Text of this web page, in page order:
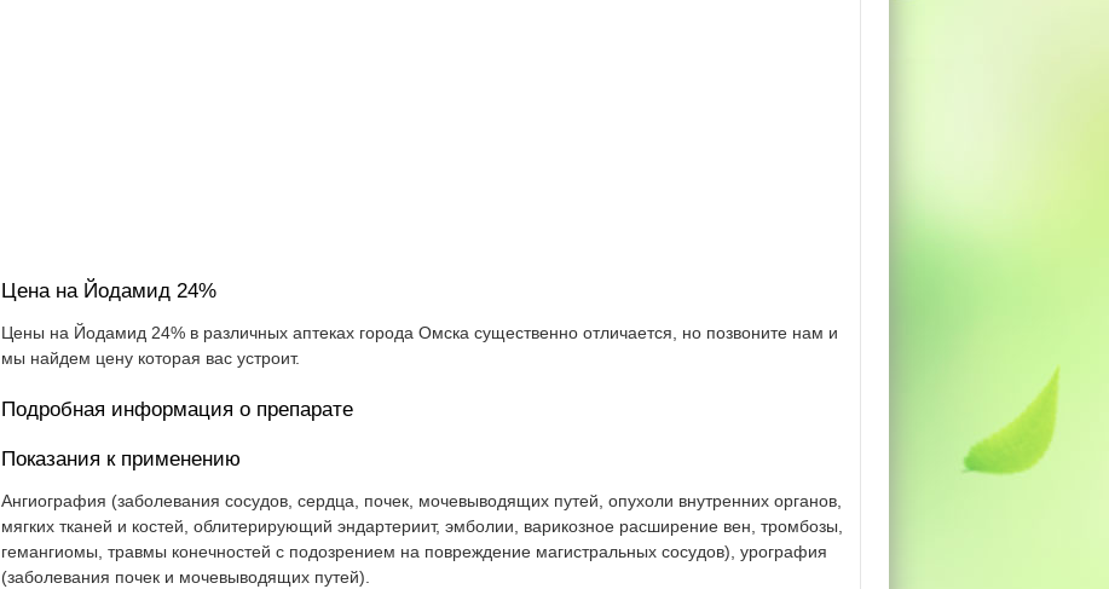
Цена на Йодамид 24%
Цены на Йодамид 24% в различных аптеках города Омска существенно отличается, но позвоните нам и
мы найдем цену которая вас устроит.
Подробная информация о препарате
Показания к применению
Ангиография (заболевания сосудов, сердца, почек, мочевыводящих путей, опухоли внутренних органов,
мягких тканей и костей, облитерирующий эндартериит, эмболии, варикозное расширение вен, тромбозы,
гемангиомы, травмы конечностей с подозрением на повреждение магистральных сосудов), урография
(заболевания почек и мочевыводящих путей).